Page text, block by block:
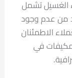
الغسيل تشمل
من عدم وجود
الاطمئنان
في